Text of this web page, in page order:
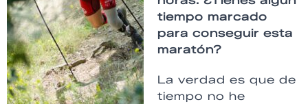
tiempo marcado
para conseguir esta
maratón?
La verdad es que de
tiempo no he